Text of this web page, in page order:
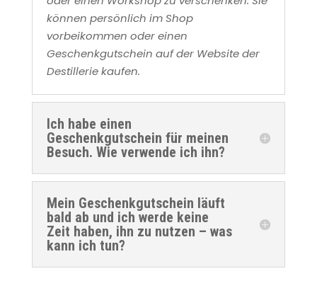
können persönlich im Shop
vorbeikommen oder einen
Geschenkgutschein auf der Website der
Destillerie kaufen.
Ich habe einen
Geschenkgutschein für meinen
Besuch. Wie verwende ich ihn?
Mein Geschenkgutschein läuft
bald ab und ich werde keine
Zeit haben, ihn zu nutzen – was
kann ich tun?